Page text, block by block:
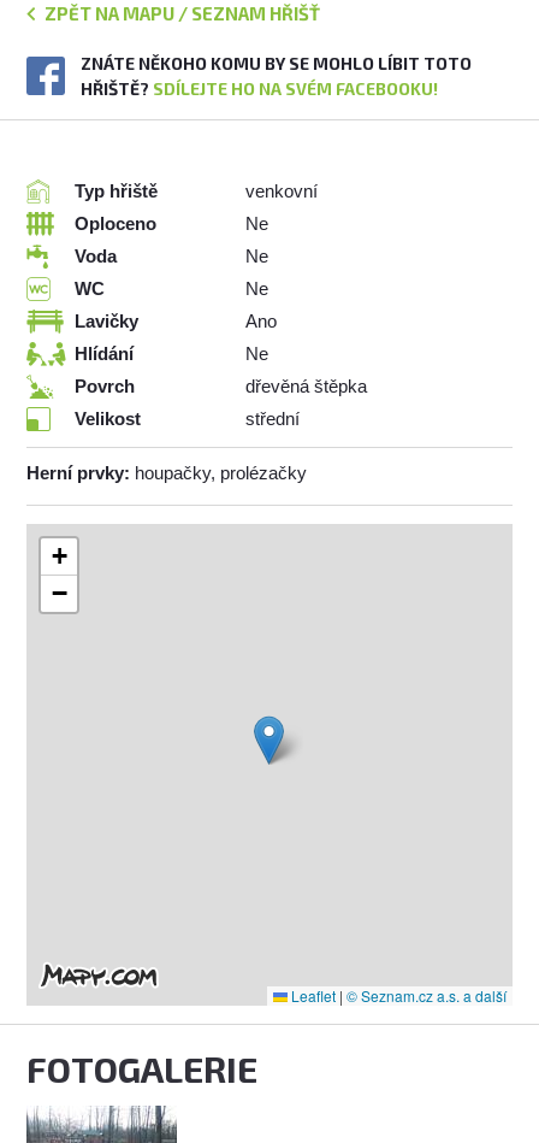
ZPĚT NA MAPU / SEZNAM HŘIŠŤ
ZNÁTE NĚKOHO KOMU BY SE MOHLO LÍBIT TOTO
HŘIŠTĚ? SDÍLEJTE HO NA SVÉM FACEBOOKU!
Typ hřiště
venkovní
Oploceno
Ne
Voda
Ne
WC
Ne
Lavičky
Ano
Hlídání
Ne
Povrch
dřevěná štěpka
Velikost
střední
Herní prvky: houpačky, prolézačky
+
−
Leaflet | © Seznam.cz a.s. a další
FOTOGALERIE